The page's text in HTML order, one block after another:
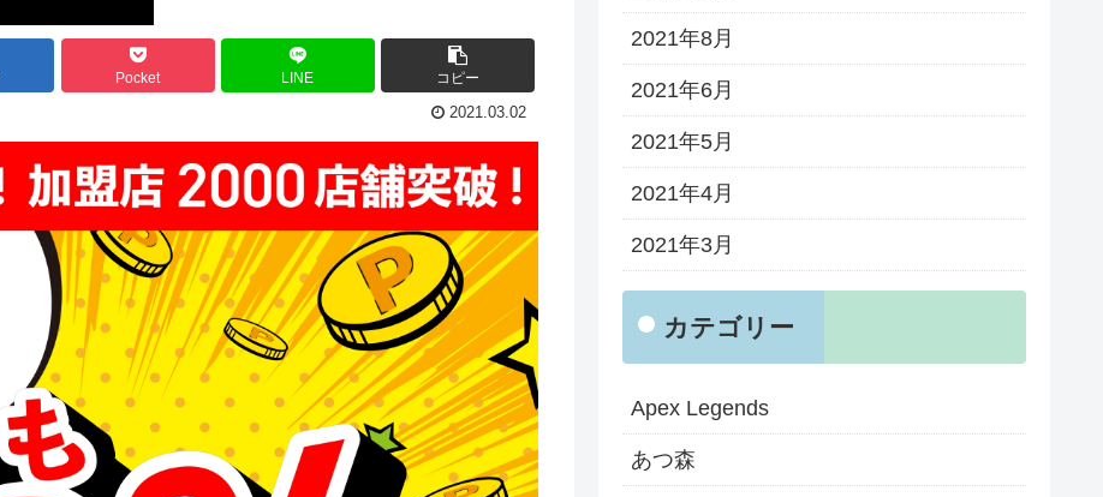
Pocket LINE コピー
2021.03.02
2021年8月
2021年6月
2021年5月
2021年4月
2021年3月
カテゴリー
Apex Legends
あつ森